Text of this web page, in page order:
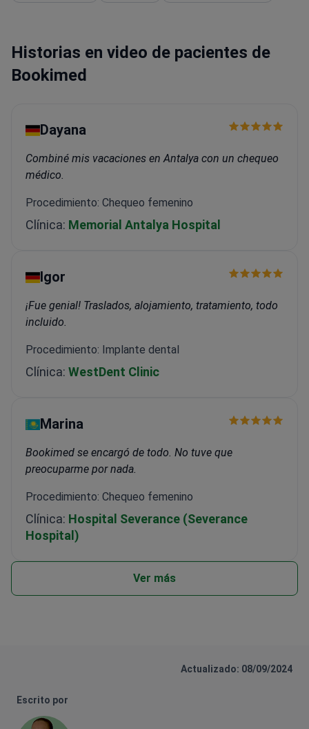
Historias en video de pacientes de
Bookimed
Dayana
Combiné mis vacaciones en Antalya con un chequeo
médico.
Procedimiento: Chequeo femenino
Clínica: Memorial Antalya Hospital
Igor
¡Fue genial! Traslados, alojamiento, tratamiento, todo
incluido.
Procedimiento: Implante dental
Clínica: WestDent Clinic
Marina
Bookimed se encargó de todo. No tuve que
preocuparme por nada.
Procedimiento: Chequeo femenino
Clínica: Hospital Severance (Severance
Hospital)
Ver más
Actualizado: 08/09/2024
Escrito por